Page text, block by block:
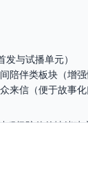
发与试播单元）
陪伴类板块（增强
来信（便于故事化
积极陪伴的情绪建
灵活改编）：